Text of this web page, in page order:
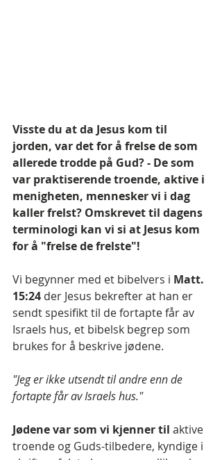
Visste du at da Jesus kom til
jorden, var det for å frelse de som
allerede trodde på Gud? - De som
var praktiserende troende, aktive i
menigheten, mennesker vi i dag
kaller frelst? Omskrevet til dagens
terminologi kan vi si at Jesus kom
for å "frelse de frelste"!
Vi begynner med et bibelvers i Matt.
15:24 der Jesus bekrefter at han er
sendt spesifikt til de fortapte får av
Israels hus, et bibelsk begrep som
brukes for å beskrive jødene.
"Jeg er ikke utsendt til andre enn de
fortapte får av Israels hus."
Jødene var som vi kjenner til aktive
troende og Guds-tilbedere, kyndige i